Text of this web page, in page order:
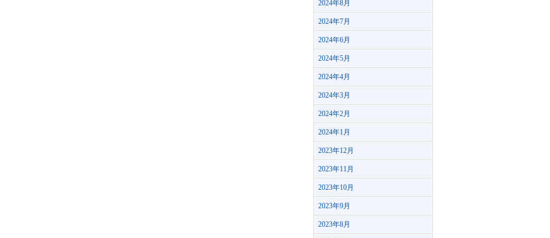
2024年8月
2024年7月
2024年6月
2024年5月
2024年4月
2024年3月
2024年2月
2024年1月
2023年12月
2023年11月
2023年10月
2023年9月
2023年8月